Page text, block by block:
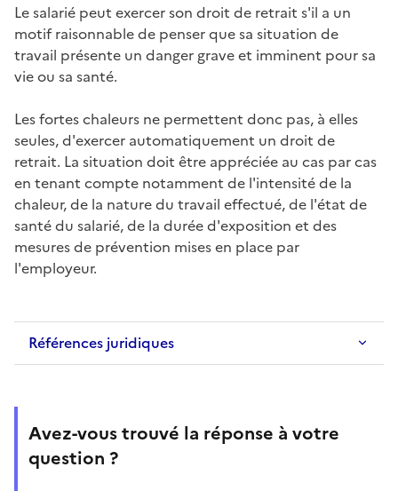
Le salarié peut exercer son droit de retrait s'il a un
motif raisonnable de penser que sa situation de
travail présente un danger grave et imminent pour sa
vie ou sa santé.
Les fortes chaleurs ne permettent donc pas, à elles
seules, d'exercer automatiquement un droit de
retrait. La situation doit être appréciée au cas par cas
en tenant compte notamment de l'intensité de la
chaleur, de la nature du travail effectué, de l'état de
santé du salarié, de la durée d'exposition et des
mesures de prévention mises en place par
l'employeur.
Références juridiques
Avez-vous trouvé la réponse à votre
question ?